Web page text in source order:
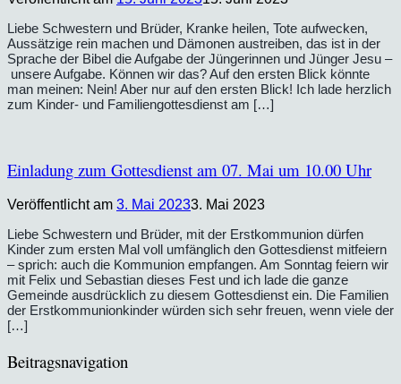
Liebe Schwestern und Brüder, Kranke heilen, Tote aufwecken,
Aussätzige rein machen und Dämonen austreiben, das ist in der
Sprache der Bibel die Aufgabe der Jüngerinnen und Jünger Jesu –
unsere Aufgabe. Können wir das? Auf den ersten Blick könnte
man meinen: Nein! Aber nur auf den ersten Blick! Ich lade herzlich
zum Kinder- und Familiengottesdienst am […]
Einladung zum Gottesdienst am 07. Mai um 10.00 Uhr
Veröffentlicht am 3. Mai 20233. Mai 2023
Liebe Schwestern und Brüder, mit der Erstkommunion dürfen
Kinder zum ersten Mal voll umfänglich den Gottesdienst mitfeiern
– sprich: auch die Kommunion empfangen. Am Sonntag feiern wir
mit Felix und Sebastian dieses Fest und ich lade die ganze
Gemeinde ausdrücklich zu diesem Gottesdienst ein. Die Familien
der Erstkommunionkinder würden sich sehr freuen, wenn viele der
[…]
Beitragsnavigation